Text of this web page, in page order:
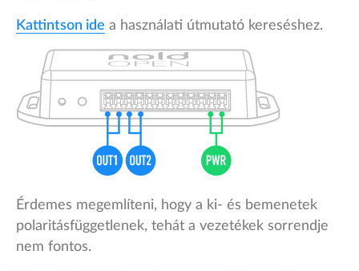
Kattintson ide a használati útmutató kereséshez.
Érdemes megemlíteni, hogy a ki- és bemenetek
polaritásfüggetlenek, tehát a vezetékek sorrendje
nem fontos.